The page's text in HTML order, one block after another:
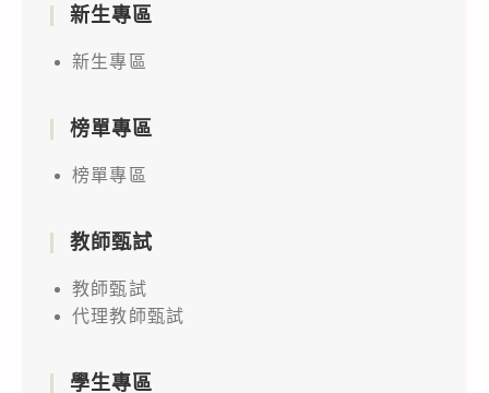
新生專區
新生專區
榜單專區
榜單專區
教師甄試
教師甄試
代理教師甄試
學生專區